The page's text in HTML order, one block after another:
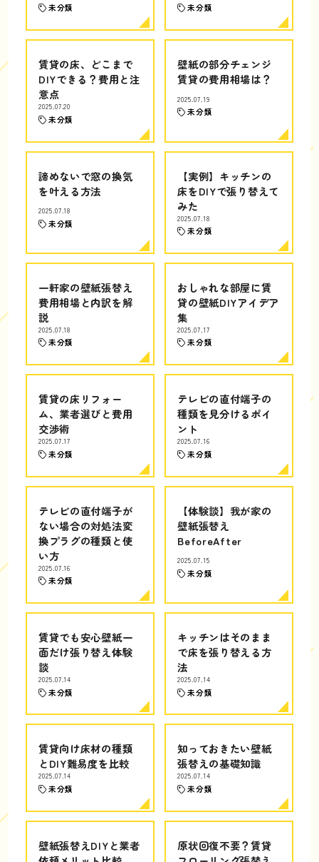
未分類 未分類
賃貸の床、どこまで
DIYできる？費用と注
意点
2025.07.20
未分類
壁紙の部分チェンジ
賃貸の費用相場は？
2025.07.19
未分類
諦めないで窓の換気
を叶える方法
2025.07.18
未分類
【実例】キッチンの
床をDIYで張り替えて
みた
2025.07.18
未分類
一軒家の壁紙張替え
費用相場と内訳を解
説
2025.07.18
未分類
おしゃれな部屋に賃
貸の壁紙DIYアイデア
集
2025.07.17
未分類
賃貸の床リフォー
ム、業者選びと費用
交渉術
2025.07.17
未分類
テレビの直付端子の
種類を見分けるポイ
ント
2025.07.16
未分類
テレビの直付端子が
ない場合の対処法変
換プラグの種類と使
い方
2025.07.16
未分類
【体験談】我が家の
壁紙張替え
BeforeAfter
2025.07.15
未分類
賃貸でも安心壁紙一
面だけ張り替え体験
談
2025.07.14
未分類
キッチンはそのまま
で床を張り替える方
法
2025.07.14
未分類
賃貸向け床材の種類
とDIY難易度を比較
2025.07.14
未分類
知っておきたい壁紙
張替えの基礎知識
2025.07.14
未分類
壁紙張替えDIYと業者
原状回復不要？賃貸